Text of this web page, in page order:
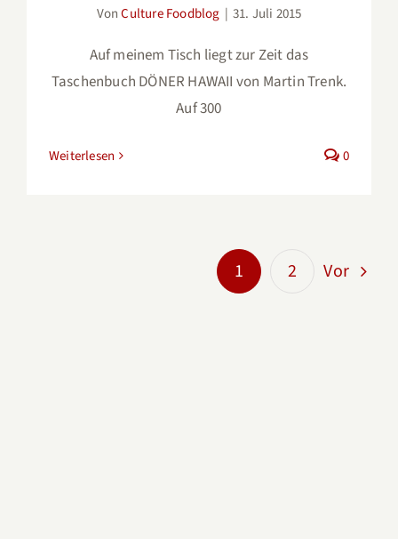
VonCulture Foodblog | 31. Juli 2015
Auf meinem Tisch liegt zur Zeit das
Taschenbuch DÖNER HAWAII von Martin Trenk.
Auf 300
Weiterlesen 0
1 2 Vor